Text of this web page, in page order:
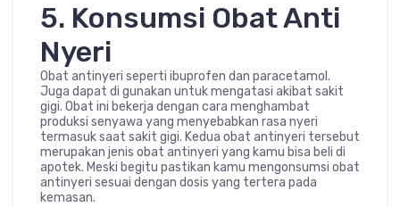
5. Konsumsi Obat Anti
Nyeri
Obat antinyeri seperti ibuprofen dan paracetamol.
Juga dapat di gunakan untuk mengatasi akibat sakit
gigi. Obat ini bekerja dengan cara menghambat
produksi senyawa yang menyebabkan rasa nyeri
termasuk saat sakit gigi. Kedua obat antinyeri tersebut
merupakan jenis obat antinyeri yang kamu bisa beli di
apotek. Meski begitu pastikan kamu mengonsumsi obat
antinyeri sesuai dengan dosis yang tertera pada
kemasan.